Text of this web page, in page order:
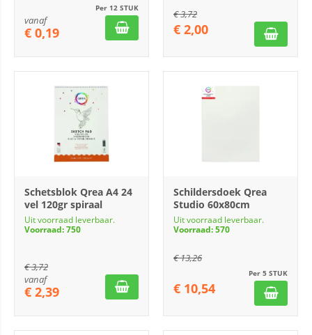
Per 12 STUK
vanaf
€ 0,19
€3,72
€ 2,00
Schetsblok Qrea A4 24
vel 120gr spiraal
Uit voorraad leverbaar.
Voorraad: 750
€3,72
vanaf
€ 2,39
Schildersdoek Qrea
Studio 60x80cm
Uit voorraad leverbaar.
Voorraad: 570
€13,26
Per 5 STUK
€ 10,54